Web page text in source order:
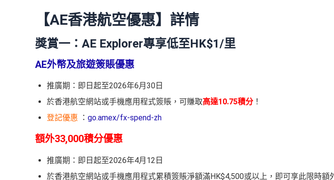
【AE香港航空優惠】詳情
獎賞一：AE Explorer專享低至HK$1/里
AE外幣及旅遊簽賬優惠
推廣期：即日起至2026年6月30日
於香港航空網站或手機應用程式簽賬，可賺取高達10.75積分 ！
登記優惠 ： go.amex/fx-spend-zh
額外33,000積分優惠
推廣期：即日起至2026年4月12日
於香港航空網站或手機應用程式累積簽賬淨額滿HK$4,500或以上，即可享此限時額